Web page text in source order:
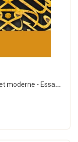
Vers un discours islamique authentique et moderne - Essam Al Bashir - Aya Horizons